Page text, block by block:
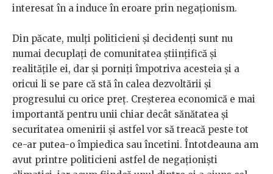
interesat în a induce în eroare prin negaționism.
Din păcate, mulți politicieni și decidenți sunt nu
numai decuplați de comunitatea științifică și
realitățile ei, dar și porniți împotriva acesteia și a
oricui li se pare că stă în calea dezvoltării și
progresului cu orice preț. Creșterea economică e mai
importantă pentru unii chiar decât sănătatea și
securitatea omenirii și astfel vor să treacă peste tot
ce-ar putea-o împiedica sau încetini. Întotdeauna am
avut printre politicieni astfel de negaționiști